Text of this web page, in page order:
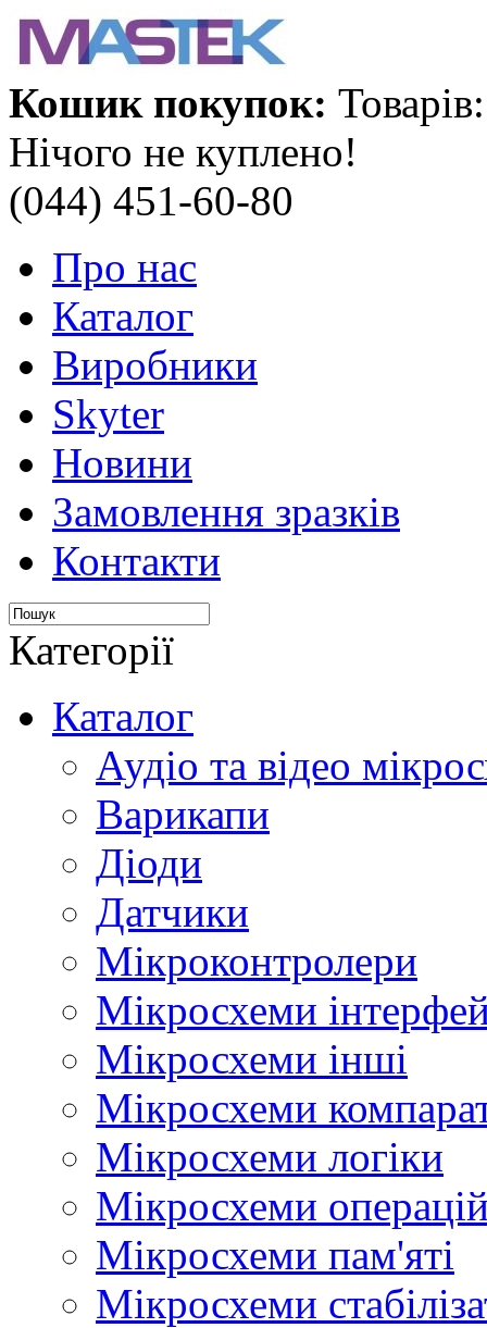
Кошик покупок:
Нічого не куплено!
(044) 451-60-80
Про нас
Каталог
Виробники
Skyter
Новини
Замовлення зразків
Контакти
Категорії
Каталог
Аудіо та відео
Варикапи
Діоди
Датчики
Мікроконтролери
Мікросхеми
Мікросхеми інші
Мікросхеми
Мікросхеми логіки
Мікросхеми
Мікросхеми пам'яті
Мікросхеми